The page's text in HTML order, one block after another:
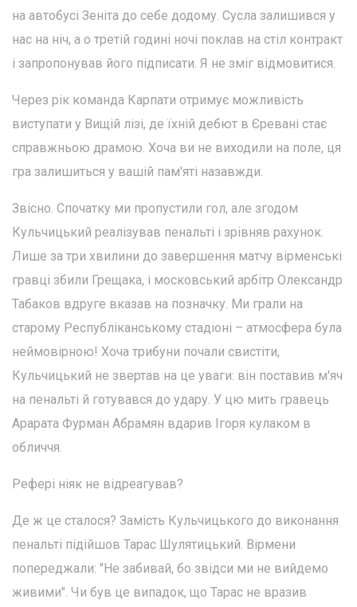
на автобусі Зеніта до себе додому. Сусла залишився у
нас на ніч, а о третій годині ночі поклав на стіл контракт
і запропонував його підписати. Я не зміг відмовитися.
Через рік команда Карпати отримує можливість
виступати у Вищій лізі, де їхній дебют в Єревані стає
справжньою драмою. Хоча ви не виходили на поле, ця
гра залишиться у вашій пам'яті назавжди.
Звісно. Спочатку ми пропустили гол, але згодом
Кульчицький реалізував пенальті і зрівняв рахунок.
Лише за три хвилини до завершення матчу вірменські
гравці збили Грещака, і московський арбітр Олександр
Табаков вдруге вказав на позначку. Ми грали на
старому Республіканському стадіоні – атмосфера була
неймовірною! Хоча трибуни почали свистіти,
Кульчицький не звертав на це уваги: він поставив м'яч
на пенальті й готувався до удару. У цю мить гравець
Арарата Фурман Абрамян вдарив Ігоря кулаком в
обличчя.
Рефері ніяк не відреагував?
Де ж це сталося? Замість Кульчицького до виконання
пенальті підійшов Тарас Шулятицький. Вірмени
попереджали: "Не забивай, бо звідси ми не вийдемо
живими". Чи був це випадок, що Тарас не вразив